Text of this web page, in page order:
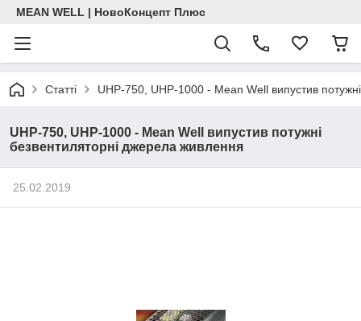
MEAN WELL | НовоКонцепт Плюс
Статті UHP-750, UHP-1000 - Mean Well випустив
UHP-750, UHP-1000 - Mean Well випустив потужні
безвентиляторні джерела живлення
25.02.2019